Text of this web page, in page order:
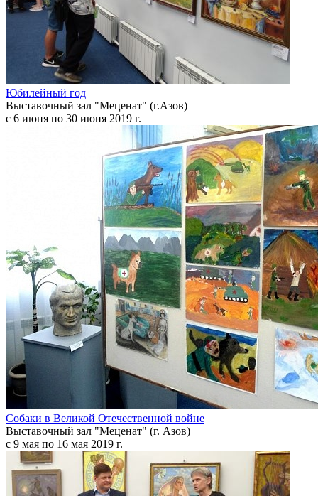
Юбилейный год
Выставочный зал "Меценат" (г.Азов)
с 6 июня по 30 июня 2019 г.
Собаки в Великой Отечественной войне
Выставочный зал "Меценат" (г. Азов)
с 9 мая по 16 мая 2019 г.